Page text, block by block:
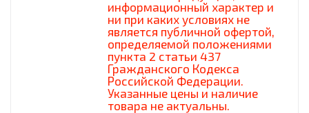
информационный характер и
ни при каких условиях не
является публичной офертой,
определяемой положениями
пункта 2 статьи 437
Гражданского Кодекса
Российской Федерации.
Указанные цены и наличие
товара не актуальны.